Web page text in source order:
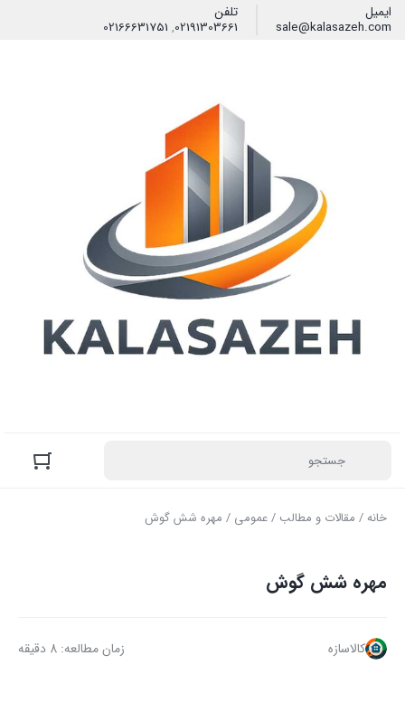
ایمیل
sale@kalasazeh.com
تلفن
02191303661
,
02166631751
خانه/ مقالات و مطالب /عمومی / مهره شش گوش
مهره شش گوش
کالاسازه زمان مطالعه: 8 دقیقه